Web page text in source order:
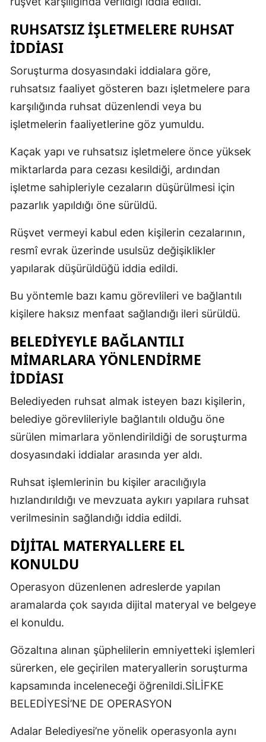
RUHSATSIZ İŞLETMELERE RUHSAT
İDDİASI
Soruşturma dosyasındaki iddialara göre,
ruhsatsız faaliyet gösteren bazı işletmelere para
karşılığında ruhsat düzenlendi veya bu
işletmelerin faaliyetlerine göz yumuldu.
Kaçak yapı ve ruhsatsız işletmelere önce yüksek
miktarlarda para cezası kesildiği, ardından
işletme sahipleriyle cezaların düşürülmesi için
pazarlık yapıldığı öne sürüldü.
Rüşvet vermeyi kabul eden kişilerin cezalarının,
resmî evrak üzerinde usulsüz değişiklikler
yapılarak düşürüldüğü iddia edildi.
Bu yöntemle bazı kamu görevlileri ve bağlantılı
kişilere haksız menfaat sağlandığı ileri sürüldü.
BELEDİYEYLE BAĞLANTILI
MİMARLARA YÖNLENDİRME
İDDİASI
Belediyeden ruhsat almak isteyen bazı kişilerin,
belediye görevlileriyle bağlantılı olduğu öne
sürülen mimarlara yönlendirildiği de soruşturma
dosyasındaki iddialar arasında yer aldı.
Ruhsat işlemlerinin bu kişiler aracılığıyla
hızlandırıldığı ve mevzuata aykırı yapılara ruhsat
verilmesinin sağlandığı iddia edildi.
DİJİTAL MATERYALLERE EL
KONULDU
Operasyon düzenlenen adreslerde yapılan
aramalarda çok sayıda dijital materyal ve belgeye
el konuldu.
Gözaltına alınan şüphelilerin emniyetteki işlemleri
sürerken, ele geçirilen materyallerin soruşturma
kapsamında inceleneceği öğrenildi.SİLİFKE
BELEDİYESİ’NE DE OPERASYON
Adalar Belediyesi’ne yönelik operasyonla aynı